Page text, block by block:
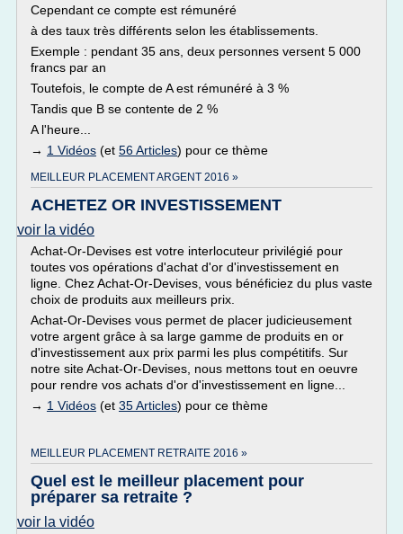
Cependant ce compte est rémunéré
à des taux très différents selon les établissements.
Exemple : pendant 35 ans, deux personnes versent 5 000
francs par an
Toutefois, le compte de A est rémunéré à 3 %
Tandis que B se contente de 2 %
A l'heure...
→ 1 Vidéos (et 56 Articles) pour ce thème
MEILLEUR PLACEMENT ARGENT 2016 »
ACHETEZ OR INVESTISSEMENT
voir la vidéo
Achat-Or-Devises est votre interlocuteur privilégié pour
toutes vos opérations d'achat d'or d'investissement en
ligne. Chez Achat-Or-Devises, vous bénéficiez du plus vaste
choix de produits aux meilleurs prix.
Achat-Or-Devises vous permet de placer judicieusement
votre argent grâce à sa large gamme de produits en or
d'investissement aux prix parmi les plus compétitifs. Sur
notre site Achat-Or-Devises, nous mettons tout en oeuvre
pour rendre vos achats d'or d'investissement en ligne...
→ 1 Vidéos (et 35 Articles) pour ce thème
MEILLEUR PLACEMENT RETRAITE 2016 »
Quel est le meilleur placement pour
préparer sa retraite ?
voir la vidéo